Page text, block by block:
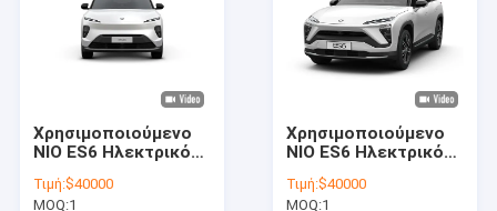
Χρησιμοποιούμενο
NIO ES6 Ηλεκτρικό
Χρησιμοποιούμενο
Τιμή:$40000
MOQ:1
Χρησιμοποιούμενο
NIO ES6 Ηλεκτρικό
Χρησιμοποιούμενο
Τιμή:$40000
MOQ:1